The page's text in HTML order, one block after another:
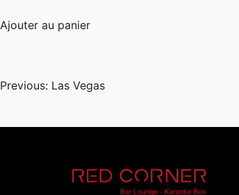
Ajouter au panier
Navigation
Previous: Las Vegas